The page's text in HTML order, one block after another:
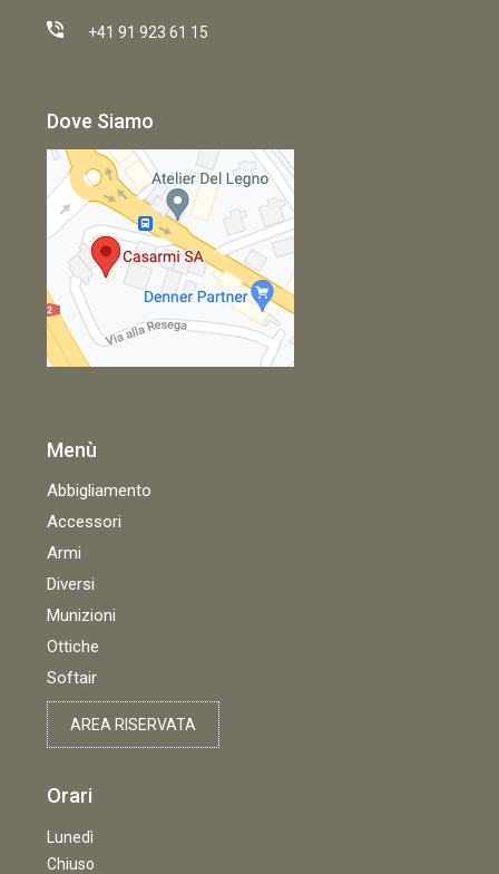
+41 91 923 61 15
Dove Siamo
Menù
Abbigliamento
Accessori
Armi
Diversi
Munizioni
Ottiche
Softair
AREA RISERVATA
Orari
Lunedì
Chiuso